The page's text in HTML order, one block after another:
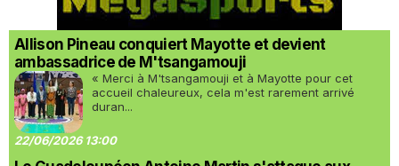
Allison Pineau conquiert Mayotte et devient
ambassadrice de M'tsangamouji
« Merci à M'tsangamouji et à Mayotte pour cet
accueil chaleureux, cela m'est rarement arrivé
duran...
22/06/2026 13:00